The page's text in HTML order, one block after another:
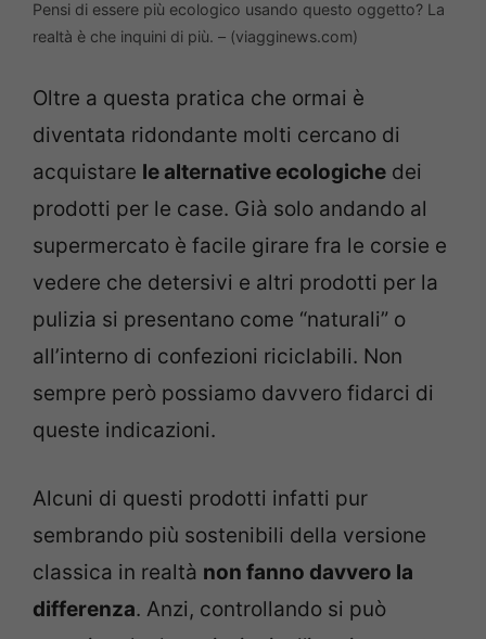
Pensi di essere più ecologico usando questo oggetto? La
realtà è che inquini di più. – (viagginews.com)
Oltre a questa pratica che ormai è
diventata ridondante molti cercano di
acquistare le alternative ecologiche dei
prodotti per le case. Già solo andando al
supermercato è facile girare fra le corsie e
vedere che detersivi e altri prodotti per la
pulizia si presentano come “naturali” o
all’interno di confezioni riciclabili. Non
sempre però possiamo davvero fidarci di
queste indicazioni.
Alcuni di questi prodotti infatti pur
sembrando più sostenibili della versione
classica in realtà non fanno davvero la
differenza. Anzi, controllando si può